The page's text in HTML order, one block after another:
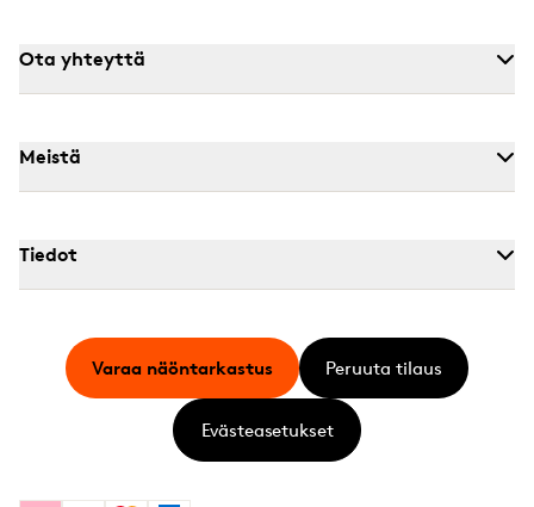
Ota yhteyttä
Meistä
Tiedot
Varaa näöntarkastus Peruuta tilaus
Evästeasetukset